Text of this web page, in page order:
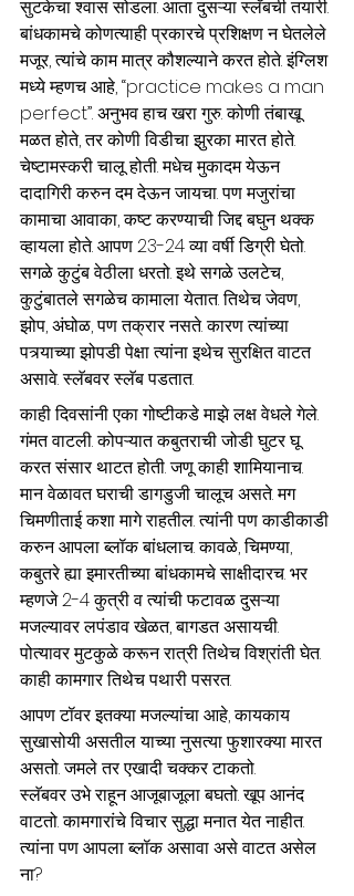
सुटकेचा श्वास सोडला. आता दुसऱ्या स्लॅबची तयारी.
बांधकामचे कोणत्याही प्रकारचे प्रशिक्षण न घेतलेले
मजूर, त्यांचे काम मात्र कौशल्याने करत होते. इंग्लिश
मध्ये म्हणच आहे, “practice makes a man
perfect”. अनुभव हाच खरा गुरु. कोणी तंबाखू
मळत होते, तर कोणी विडीचा झुरका मारत होते.
चेष्टामस्करी चालू होती. मधेच मुकादम येऊन
दादागिरी करुन दम देऊन जायचा. पण मजुरांचा
कामाचा आवाका, कष्ट करण्याची जिद्द बघुन थक्क
व्हायला होते. आपण 23-24 व्या वर्षी डिग्री घेतो.
सगळे कुटुंब वेठीला धरतो. इथे सगळे उलटेच,
कुटुंबातले सगळेच कामाला येतात. तिथेच जेवण,
झोप, अंघोळ, पण तक्रार नसते. कारण त्यांच्या
पत्र्याच्या झोपडी पेक्षा त्यांना इथेच सुरक्षित वाटत
असावे. स्लॅबवर स्लॅब पडतात.
काही दिवसांनी एका गोष्टीकडे माझे लक्ष वेधले गेले.
गंमत वाटली. कोपऱ्यात कबुतराची जोडी घुटर घू
करत संसार थाटत होती. जणू काही शामियानाच.
मान वेळावत घराची डागडुजी चालूच असते. मग
चिमणीताई कशा मागे राहतील. त्यांनी पण काडीकाडी
करुन आपला ब्लॉक बांधलाच. कावळे, चिमण्या,
कबुतरे ह्या इमारतीच्या बांधकामचे साक्षीदारच. भर
म्हणजे 2-4 कुत्री व त्यांची फटावळ दुसऱ्या
मजल्यावर लपंडाव खेळत, बागडत असायची.
पोत्यावर मुटकुळे करून रात्री तिथेच विश्रांती घेत.
काही कामगार तिथेच पथारी पसरत.
आपण टॉवर इतक्या मजल्यांचा आहे, कायकाय
सुखासोयी असतील याच्या नुसत्या फुशारक्या मारत
असतो. जमले तर एखादी चक्कर टाकतो.
स्लॅबवर उभे राहून आजूबाजूला बघतो. खूप आनंद
वाटतो. कामगारांचे विचार सुद्धा मनात येत नाहीत.
त्यांना पण आपला ब्लॉक असावा असे वाटत असेल
ना?